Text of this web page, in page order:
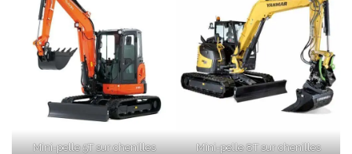
Mini-pelle 5T sur chenilles Mini-pelle 8T sur chenilles